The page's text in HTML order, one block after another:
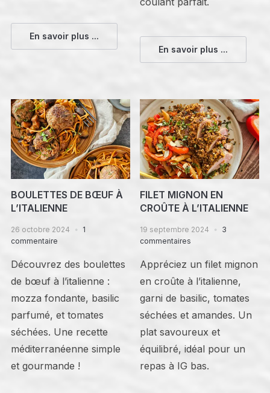
En savoir plus ...
En savoir plus ...
BOULETTES DE BŒUF À
L’ITALIENNE
26 octobre 2024
1
commentaire
Découvrez des boulettes
de bœuf à l’italienne :
mozza fondante, basilic
parfumé, et tomates
séchées. Une recette
méditerranéenne simple
et gourmande !
FILET MIGNON EN
CROÛTE À L’ITALIENNE
19 septembre 2024
3
commentaires
Appréciez un filet mignon
en croûte à l’italienne,
garni de basilic, tomates
séchées et amandes. Un
plat savoureux et
équilibré, idéal pour un
repas à IG bas.